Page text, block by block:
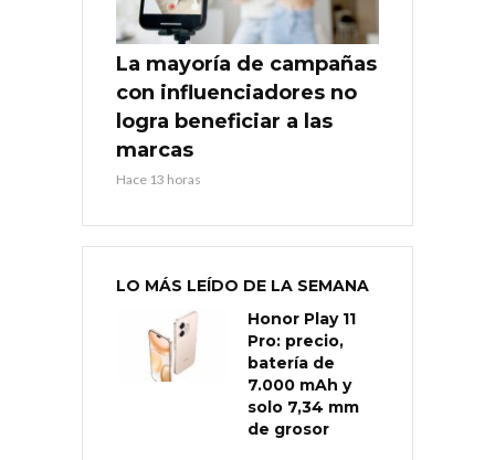
La mayoría de campañas
con influenciadores no
logra beneficiar a las
marcas
Hace 13 horas
LO MÁS LEÍDO DE LA SEMANA
Honor Play 11
Pro: precio,
batería de
7.000 mAh y
solo 7,34 mm
de grosor